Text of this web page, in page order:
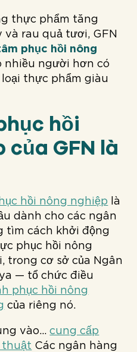
thực phẩm tăng
rau quả tươi, GFN
phục hồi nông
nhiều người hơn có
thực phẩm giàu
hồi
của GFN là
hồi nông nghiệp là
dành cho các ngân
tìm cách khởi động
phục hồi nông
trong cơ sở của Ngân
— tổ chức điều
phục hồi nông
của riêng nó.
vào...cung cấp
thuật Các ngân hàng